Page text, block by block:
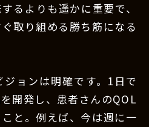
るよりも遥かに重要で、
取り組める勝ち筋になる
ジョンは明確です。1日で
開発し、患者さんのQOL
こと。例えば、今は週に一